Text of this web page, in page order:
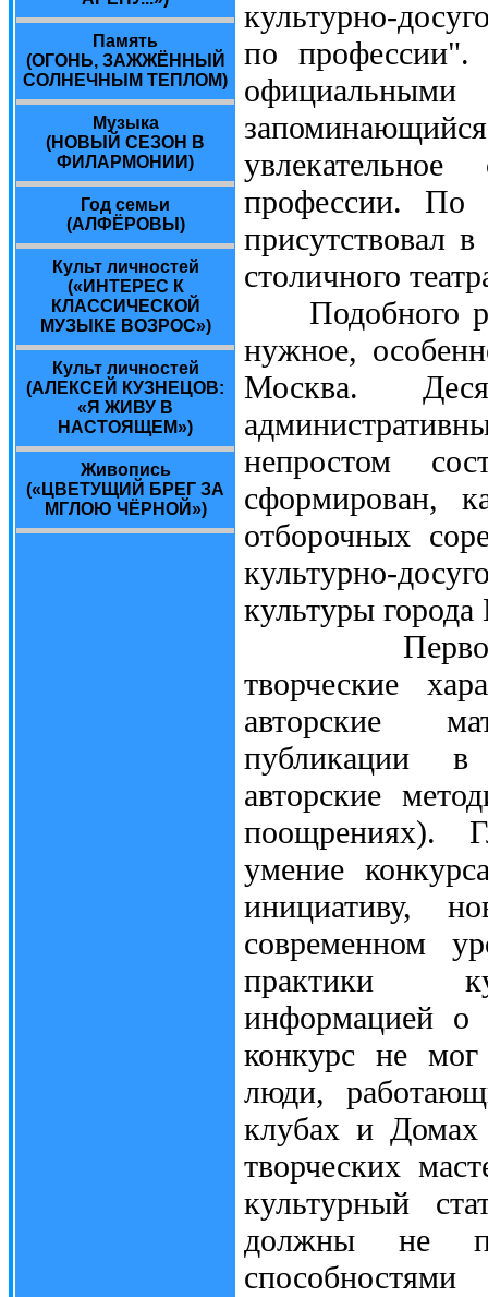
Память
(ОГОНЬ, ЗАЖЖЁННЫЙ
СОЛНЕЧНЫМ ТЕПЛОМ)
Музыка
(НОВЫЙ СЕЗОН В
ФИЛАРМОНИИ)
Год семьи
(АЛФЁРОВЫ)
Культ личностей
(«ИНТЕРЕС К
КЛАССИЧЕСКОЙ
МУЗЫКЕ ВОЗРОС»)
Культ личностей
(АЛЕКСЕЙ КУЗНЕЦОВ:
«Я ЖИВУ В
НАСТОЯЩЕМ»)
Живопись
(«ЦВЕТУЩИЙ БРЕГ ЗА
МГЛОЮ ЧЁРНОЙ»)
культурно-
по
профессии. По
присутствовал
столичного
Подобного
нужное,
Москва.
непростом
сформирован,
отборочных
культурно-
культуры
творческие
авторские
публикации в
авторские
поощрениях).
умение
инициативу,
современном
практики
информацией о
конкурс не мог
люди,
клубах и Домах
творческих
культурный
должны не